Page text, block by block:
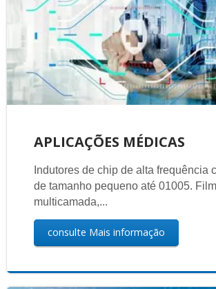
APLICAÇÕES MÉDICAS
Indutores de chip de alta frequência
de tamanho pequeno até 01005.
multicamada,...
consulte Mais informação